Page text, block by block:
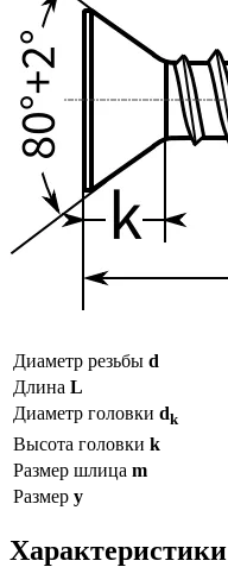
Диаметр резьбы d
Длина L
Диаметр головки dk
Высота головки k
Размер шлица m
Размер y
Характеристики